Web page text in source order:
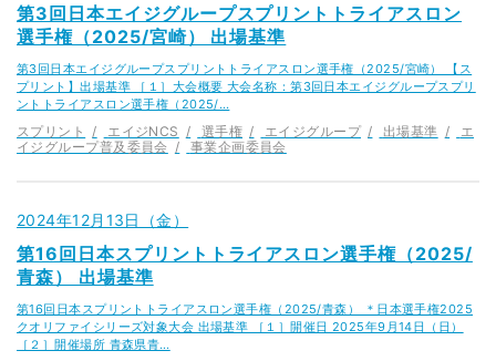
第3回日本エイジグループスプリントトライアスロン
選手権（2025/宮崎） 出場基準
第3回日本エイジグループスプリントトライアスロン選手権（2025/宮崎） 【ス
プリント】出場基準 ［１］大会概要 大会名称：第3回日本エイジグループスプリ
ントトライアスロン選手権（2025/…
スプリント エイジNCS 選手権 エイジグループ 出場基準
エ
イジグループ普及委員会
事業企画委員会
2024年12月13日（金）
第16回日本スプリントトライアスロン選手権（2025/
青森） 出場基準
第16回日本スプリントトライアスロン選手権（2025/青森） ＊日本選手権2025
クオリファイシリーズ対象大会 出場基準 ［１］開催日 2025年9月14日（日）
［２］開催場所 青森県青…